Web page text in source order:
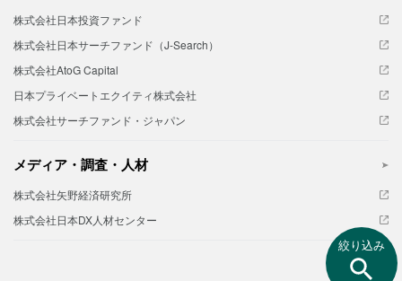
株式会社日本投資ファンド
株式会社日本サーチファンド（J-Search）
株式会社AtoG Capital
日本プライベートエクイティ株式会社
株式会社サーチファンド・ジャパン
メディア・調査・人材
株式会社矢野経済研究所
株式会社日本DX人材センター
絞り込み